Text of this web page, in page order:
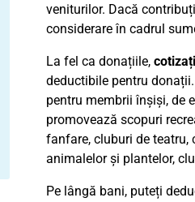
veniturilor. Dacă
considerare în cadrul
La fel ca donațiile,
deductibile pentru
pentru membrii înșiși, de
promovează scopuri
fanfare, cluburi de teatru,
animalelor și plantelor,
Pe lângă bani, puteți